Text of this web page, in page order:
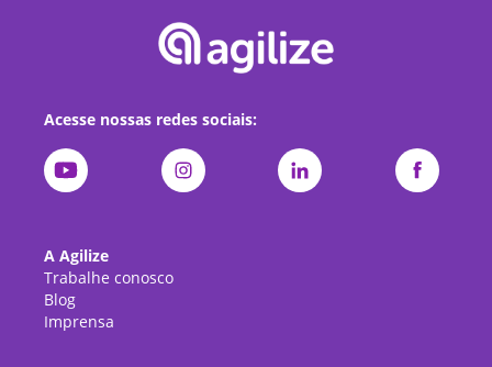
Acesse nossas redes sociais:
A Agilize
Trabalhe conosco
Blog
Imprensa